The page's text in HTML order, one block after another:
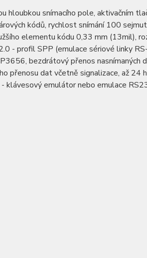
hloubkou snímacího pole, aktivačním
kódů, rychlost snímání 100
elementu kódu 0,33 mm (13mil),
- profil SPP (emulace sériové linky
bezdrátový přenos nasnímaných
přenosu dat včetně signalizace, až 24
emulátor nebo emulace